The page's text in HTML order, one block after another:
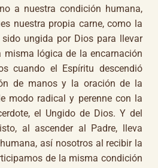
a nuestra condición humana,
nuestra propia carne, como la
ungida por Dios para llevar
misma lógica de la encarnación
cuando el Espíritu descendió
de manos y la oración de la
modo radical y perenne con la
el Ungido de Dios. Y del
al ascender al Padre, lleva
así nosotros al recibir la
de la misma condición